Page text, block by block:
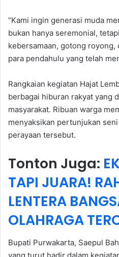
“Kami ingin generasi muda
bukan hanya seremonial,
kebersamaan, gotong royong,
para pendahulu yang telah
Rangkaian kegiatan Hajat
berbagai hiburan rakyat yang
masyarakat. Ribuan warga
menyaksikan pertunjukan
perayaan tersebut.
Tonton Juga:
TAPI JUARA!
LENTERA
OLAHRAGA
Bupati Purwakarta, Saepul